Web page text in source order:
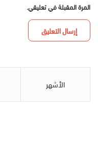
المرة المقبلة في تعليقي.
الأشهر